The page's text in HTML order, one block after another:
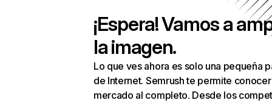
¡Espera! Vamos a
la imagen.
Lo que ves ahora es solo una pequeña
de Internet. Semrush te permite
mercado al completo. Desde los